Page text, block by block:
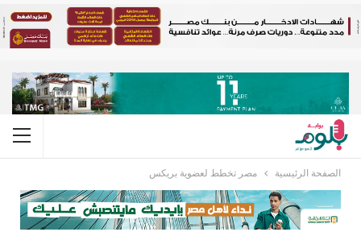
الصفحة الرئيسية مصر تخطط لعضوية بريكس